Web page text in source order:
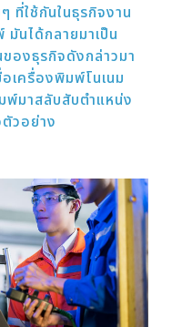
ที่ใช้กันในธุรกิจงาน
นได้กลายมาเป็น
องธุรกิจดังกล่าวมา
เครื่องพิมพ์โนเนม
พ์มาสลับสับตำแหน่ง
วอย่าง